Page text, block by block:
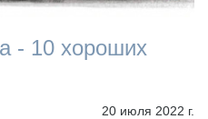
- 10 хороших
20 июля 2022 г.